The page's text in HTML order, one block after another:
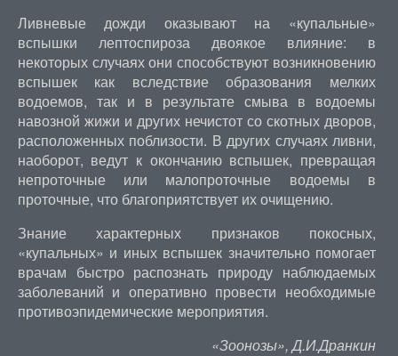
Ливневые дожди оказывают на «купальные»
вспышки лептоспироза двоякое влияние: в
некоторых случаях они способствуют возникновению
вспышек как вследствие образования мелких
водоемов, так и в результате смыва в водоемы
навозной жижи и других нечистот со скотных дворов,
расположенных поблизости. В других случаях ливни,
наоборот, ведут к окончанию вспышек, превращая
непроточные или малопроточные водоемы в
проточные, что благоприятствует их очищению.
Знание характерных признаков покосных,
«купальных» и иных вспышек значительно помогает
врачам быстро распознать природу наблюдаемых
заболеваний и оперативно провести необходимые
противоэпидемические мероприятия.
«Зоонозы», Д.И.Дранкин